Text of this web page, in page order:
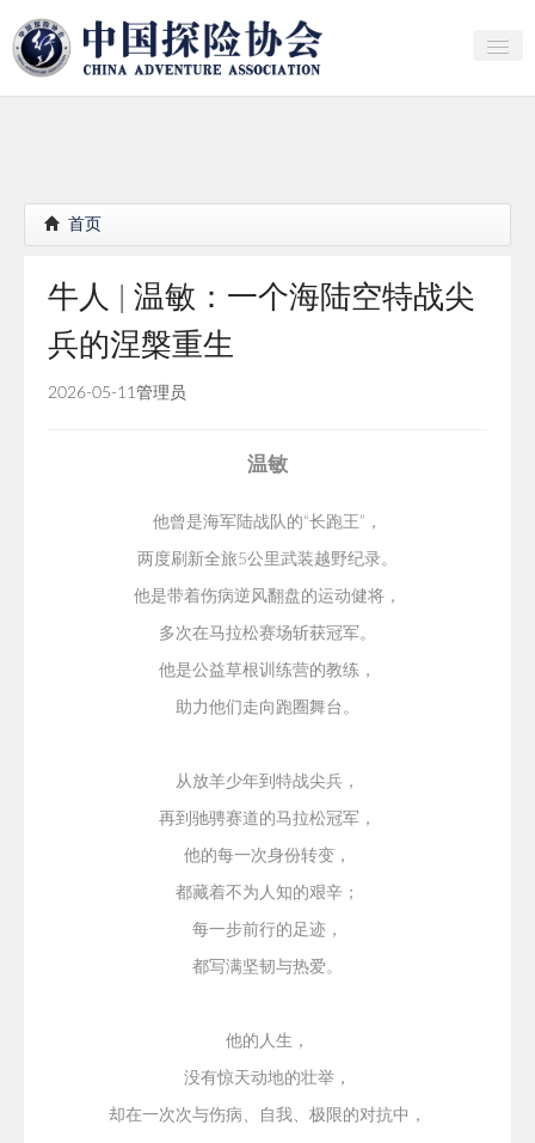
产业研究
行者证书申报
分支机构
首页
牛人 | 温敏：一个海陆空特战尖
兵的涅槃重生
2026-05-11管理员
温敏
他曾是海军陆战队的“长跑王”，
两度刷新全旅5公里武装越野纪录。
他是带着伤病逆风翻盘的运动健将，
多次在马拉松赛场斩获冠军。
他是公益草根训练营的教练，
助力他们走向跑圈舞台。
从放羊少年到特战尖兵，
再到驰骋赛道的马拉松冠军，
他的每一次身份转变，
都藏着不为人知的艰辛；
每一步前行的足迹，
都写满坚韧与热爱。
他的人生，
没有惊天动地的壮举，
却在一次次与伤病、自我、极限的对抗中，